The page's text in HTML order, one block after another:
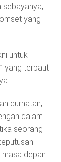
sebayanya,
yang
untuk
yang terpaut
curhatan,
dalam
seorang
depan.